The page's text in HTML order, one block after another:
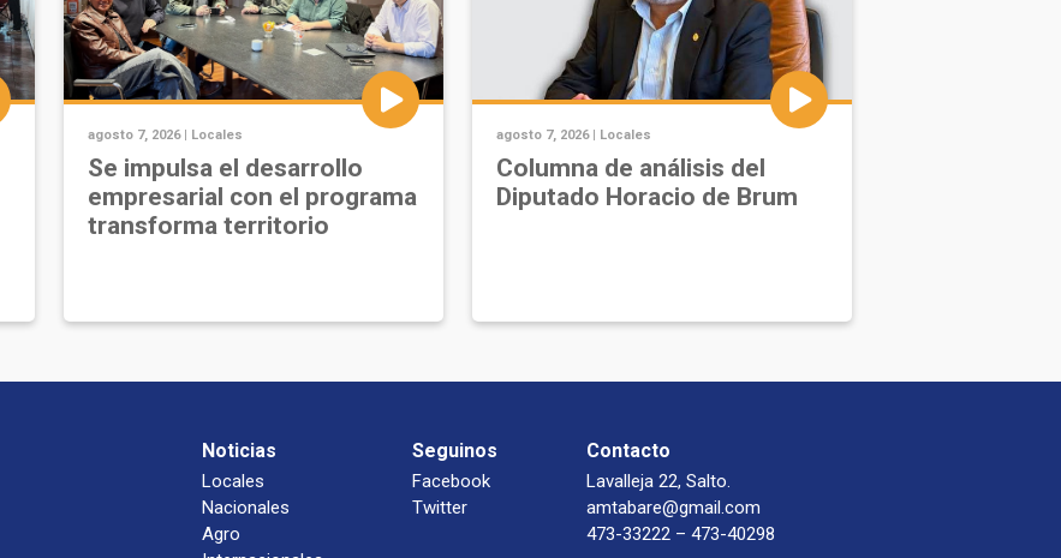
agosto 7, 2026 | Locales
Se impulsa el desarrollo
empresarial con el programa
transforma territorio
agosto 7, 2026 | Locales
Columna de análisis del
Diputado Horacio de Brum
Noticias
Locales
Nacionales
Agro
Seguinos
Facebook
Twitter
Contacto
Lavalleja 22, Salto.
amtabare@gmail.com
473-33222 – 473-40298